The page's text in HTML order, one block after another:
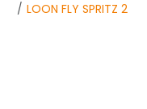
LOON FLY SPRITZ 2